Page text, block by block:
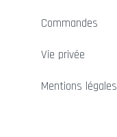
Commandes
Vie privée
Mentions légales